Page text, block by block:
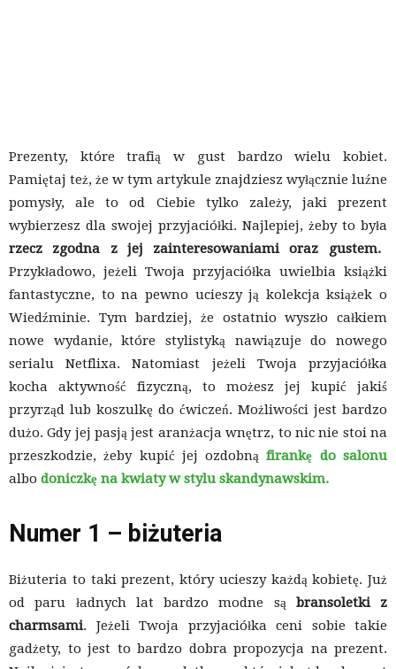
Prezenty, które trafią w gust bardzo wielu kobiet.
Pamiętaj też, że w tym artykule znajdziesz wyłącznie luźne
pomysły, ale to od Ciebie tylko zależy, jaki prezent
wybierzesz dla swojej przyjaciółki. Najlepiej, żeby to była
rzecz zgodna z jej zainteresowaniami oraz gustem.
Przykładowo, jeżeli Twoja przyjaciółka uwielbia książki
fantastyczne, to na pewno ucieszy ją kolekcja książek o
Wiedźminie. Tym bardziej, że ostatnio wyszło całkiem
nowe wydanie, które stylistyką nawiązuje do nowego
serialu Netflixa. Natomiast jeżeli Twoja przyjaciółka
kocha aktywność fizyczną, to możesz jej kupić jakiś
przyrząd lub koszulkę do ćwiczeń. Możliwości jest bardzo
dużo. Gdy jej pasją jest aranżacja wnętrz, to nic nie stoi na
przeszkodzie, żeby kupić jej ozdobnąfirankę do salonu
albo doniczkę na kwiaty w stylu skandynawskim.
Numer 1 – biżuteria
Biżuteria to taki prezent, który ucieszy każdą kobietę. Już
od paru ładnych lat bardzo modne sąbransoletki z
charmsami. Jeżeli Twoja przyjaciółka ceni sobie takie
gadżety, to jest to bardzo dobra propozycja na prezent.